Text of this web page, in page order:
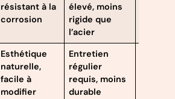
résistant à la
corrosion
élevé, moins
rigide que
l’acier
Esthétique
naturelle,
facile à
modifier
Entretien
régulier
requis, moins
durable